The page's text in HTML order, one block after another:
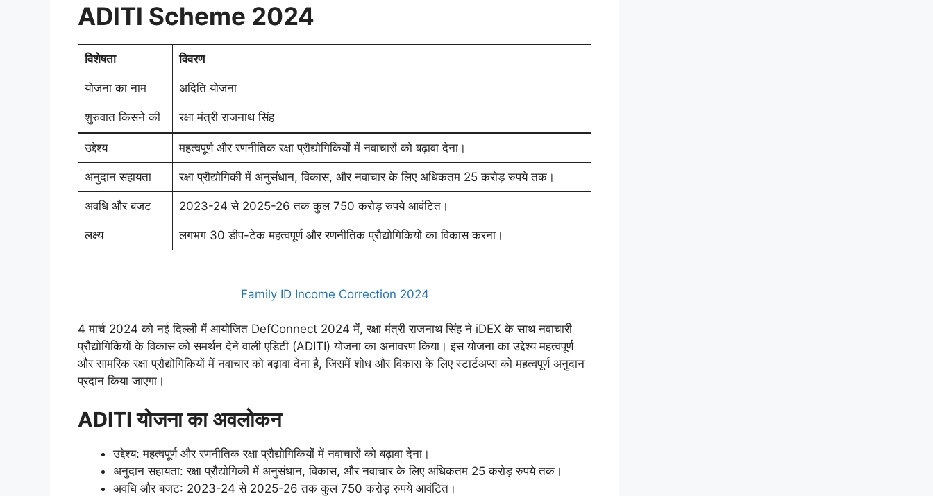
ADITI Scheme 2024
विशेषता विवरण
योजना का नाम अदिति योजना
शुरुवात किसने की रक्षा मंत्री राजनाथ सिंह
उद्देश्य महत्वपूर्ण और रणनीतिक रक्षा प्रौद्योगिकियों में नवाचारों को बढ़ावा देना।
अनुदान सहायता रक्षा प्रौद्योगिकी में अनुसंधान, विकास, और नवाचार के लिए अधिकतम 25 करोड़ रुपये तक।
अवधि और बजट 2023-24 से 2025-26 तक कुल 750 करोड़ रुपये आवंटित।
लक्ष्य लगभग 30 डीप-टेक महत्वपूर्ण और रणनीतिक प्रौद्योगिकियों का विकास करना।
Family ID Income Correction 2024
4 मार्च 2024 को नई दिल्ली में आयोजित DefConnect 2024 में, रक्षा मंत्री राजनाथ सिंह ने iDEX के साथ नवाचारी
प्रौद्योगिकियों के विकास को समर्थन देने वाली एडिटी (ADITI) योजना का अनावरण किया। इस योजना का उद्देश्य महत्वपूर्ण
और सामरिक रक्षा प्रौद्योगिकियों में नवाचार को बढ़ावा देना है, जिसमें शोध और विकास के लिए स्टार्टअप्स को महत्वपूर्ण अनुदान
प्रदान किया जाएगा।
ADITI योजना का अवलोकन
उद्देश्य: महत्वपूर्ण और रणनीतिक रक्षा प्रौद्योगिकियों में नवाचारों को बढ़ावा देना।
अनुदान सहायता: रक्षा प्रौद्योगिकी में अनुसंधान, विकास, और नवाचार के लिए अधिकतम 25 करोड़ रुपये तक।
अवधि और बजट: 2023-24 से 2025-26 तक कुल 750 करोड़ रुपये आवंटित।